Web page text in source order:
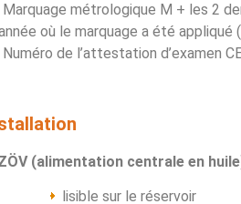
Marquage métrologique M + les 2
où le marquage a été
Numéro de l’attestation d’examen
(alimentation centrale en
lisible sur le réservoir